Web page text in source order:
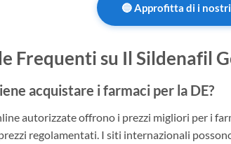
🔵 Approfitta di i
Frequenti su Il Sildenafil
acquistare i farmaci per la DE?
autorizzate offrono i prezzi migliori per i
regolamentati. I siti internazionali